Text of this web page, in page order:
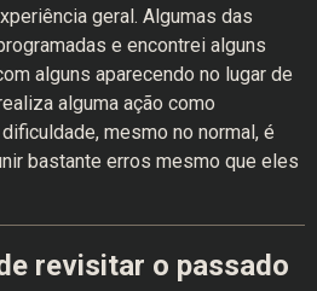
geral. Algumas das
e encontrei alguns
alguns aparecendo no lugar de
alguma ação como
mesmo no normal, é
bastante erros mesmo que eles
revisitar o passado